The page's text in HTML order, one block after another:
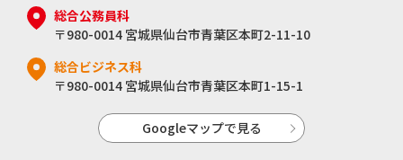
総合公務員科
〒980-0014 宮城県仙台市青葉区本町2-11-10
総合ビジネス科
〒980-0014 宮城県仙台市青葉区本町1-15-1
Googleマップで見る